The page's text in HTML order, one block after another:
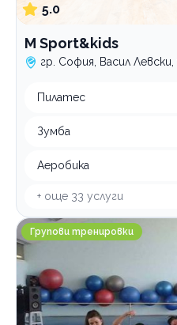
5.0
M Sport&kids
гр. София, Васил
Пилатес
Зумба
Аеробика
+ още 33 услуги
Спортен клуб Актив
Групови тренировки